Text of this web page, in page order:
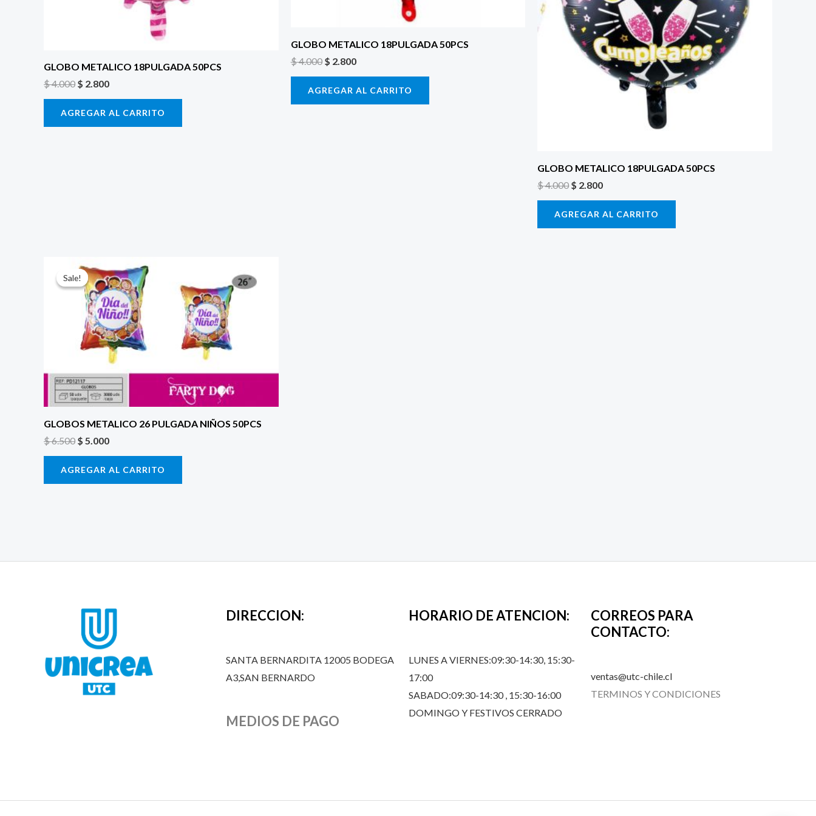
GLOBO METALICO 18PULGADA 50PCS
$4.000 $ 2.800
AGREGAR AL CARRITO
GLOBO METALICO 18PULGADA 50PCS
$4.000 $ 2.800
AGREGAR AL CARRITO
GLOBO METALICO 18PULGADA 50PCS
$4.000$ 2.800
AGREGAR AL CARRITO
Sale!
Sale!
GLOBOS METALICO 26 PULGADA NIÑOS 50PCS
$6.500
precio
original
era:
$ 6.500.
$ 5.000
precio
actual
es:
$ 5.000.
AGREGAR AL CARRITO
DIRECCION:
SANTA BERNARDITA 12005 BODEGA
A3,SAN BERNARDO
MEDIOS DE PAGO
HORARIO DE ATENCION:
LUNES A VIERNES:09:30-14:30, 15:30-
17:00
SABADO:09:30-14:30 , 15:30-16:00
DOMINGO Y FESTIVOS CERRADO
CORREOS PARA
CONTACTO:
ventas@utc-chile.cl
TERMINOS Y CONDICIONES